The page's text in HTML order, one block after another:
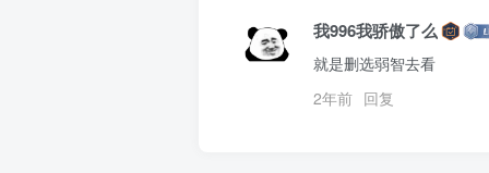
我996我骄傲了么
就是删选弱智去看
2年前 回复